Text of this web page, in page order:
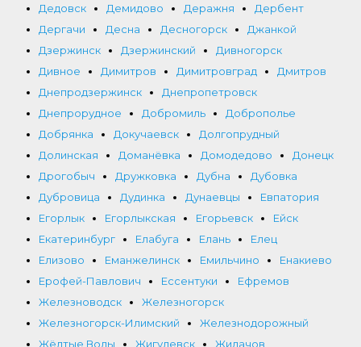
Дедовск
Демидово Деражня
Дербент
Дергачи
Десна Десногорск
Джанкой
Дзержинск
Дзержинский
Дивногорск
Дивное
Димитров Димитровград
Дмитров
Днепродзержинск
Днепропетровск
Днепрорудное
Добромиль
Доброполье
Добрянка
Докучаевск
Долгопрудный
Долинская
Доманёвка Домодедово
Донецк
Дрогобыч
Дружковка Дубна
Дубовка
Дубровица
Дудинка Дунаевцы
Евпатория
Егорлык
Егорлыкская Егорьевск
Ейск
Екатеринбург
Елабуга Елань
Елец
Елизово
Еманжелинск Емильчино
Енакиево
Ерофей-Павлович
Ессентуки
Ефремов
Железноводск
Железногорск
Железногорск-Илимский
Железнодорожный
Жёлтые Воды
Жигулевск Жидачов